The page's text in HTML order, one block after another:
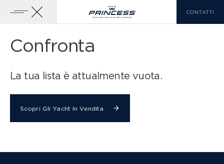
CONTATTI
YACHTS IN VENDITA
GAMMA PRINCESS
LISTA DI CONFRONTO
Confronta
La tua lista è attualmente vuota.
Scopri Gli Yacht In Vendita